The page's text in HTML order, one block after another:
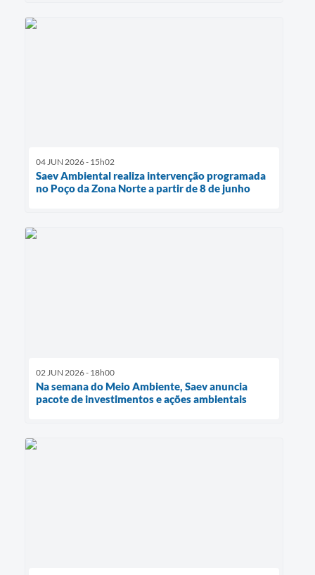
04 JUN 2026 - 15h02
Saev Ambiental realiza intervenção programada
no Poço da Zona Norte a partir de 8 de junho
02 JUN 2026 - 18h00
Na semana do Meio Ambiente, Saev anuncia
pacote de investimentos e ações ambientais